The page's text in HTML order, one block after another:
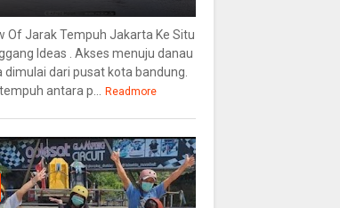
Of Jarak Tempuh Jakarta Ke Situ
Ideas . Akses menuju danau
dimulai dari pusat kota bandung.
antara p...
Readmore